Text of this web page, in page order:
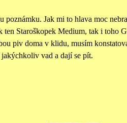
poznámku. Jak mi to hlava moc
Staroškopek Medium, tak i toho
piv doma v klidu, musím
vad a dají se pít.